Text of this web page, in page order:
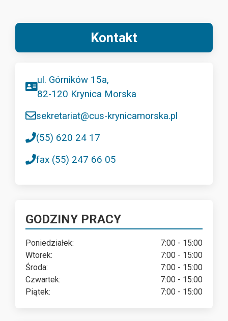
Kontakt
ul. Górników 15a,
82-120 Krynica Morska
sekretariat@cus-krynicamorska.pl
(55) 620 24 17
fax (55) 247 66 05
GODZINY PRACY
Poniedziałek:
7:00 - 15:00
Wtorek:
7:00 - 15:00
Środa:
7:00 - 15:00
Czwartek:
7:00 - 15:00
Piątek:
7:00 - 15:00